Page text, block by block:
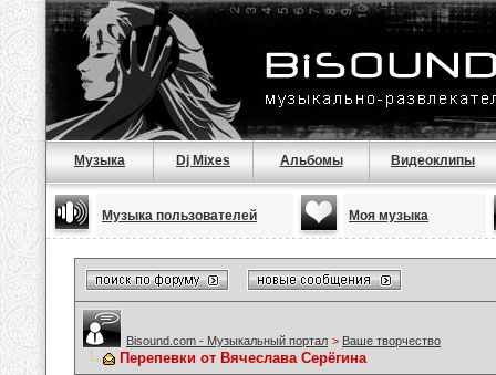
Музыка Dj Mixes Альбомы Видеоклипы
Музыка пользователей Моя музыка
Bisound.com - Музыкальный портал > Ваше творчество
Перепевки от Вячеслава Серёгина